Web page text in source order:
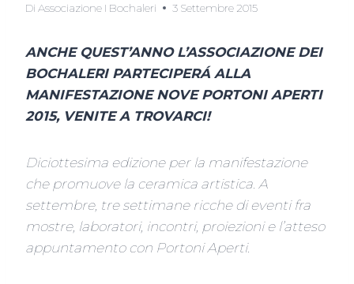
Di Associazione I Bochaleri 3 Settembre 2015
ANCHE QUEST’ANNO L’ASSOCIAZIONE DEI
BOCHALERI PARTECIPERÁ ALLA
MANIFESTAZIONE NOVE PORTONI APERTI
2015, VENITE A TROVARCI!
Diciottesima edizione per la manifestazione
che promuove la ceramica artistica. A
settembre, tre settimane ricche di eventi fra
mostre, laboratori, incontri, proiezioni e l’atteso
appuntamento con Portoni Aperti.